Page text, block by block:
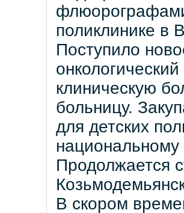
поликлинике в
Поступило
клиническую
больницу.
для детских
Продолжается
В скором